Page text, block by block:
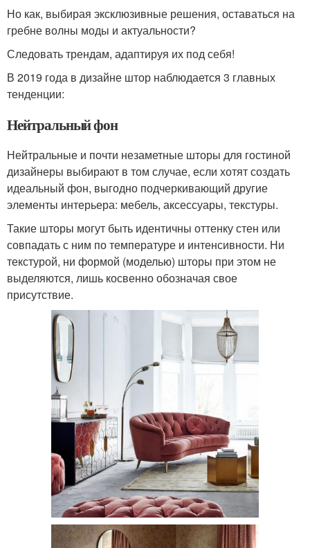
Но как, выбирая эксклюзивные решения, оставаться на
гребне волны моды и актуальности?
Следовать трендам, адаптируя их под себя!
В 2019 года в дизайне штор наблюдается 3 главных
тенденции:
Нейтральный фон
Нейтральные и почти незаметные шторы для гостиной
дизайнеры выбирают в том случае, если хотят создать
идеальный фон, выгодно подчеркивающий другие
элементы интерьера: мебель, аксессуары, текстуры.
Такие шторы могут быть идентичны оттенку стен или
совпадать с ним по температуре и интенсивности. Ни
текстурой, ни формой (моделью) шторы при этом не
выделяются, лишь косвенно обозначая свое
присутствие.